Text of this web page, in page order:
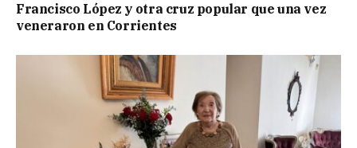
Francisco López y otra cruz popular que una vez
veneraron en Corrientes